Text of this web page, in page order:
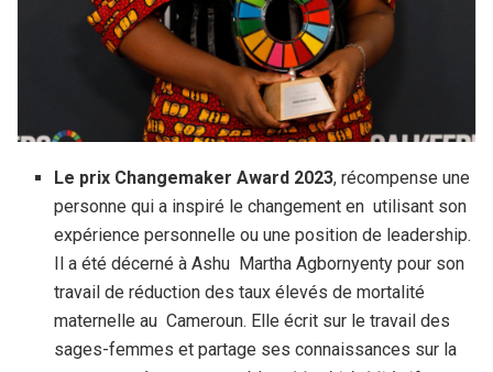
Le prix Changemaker Award 2023, récompense une
personne qui a inspiré le changement en utilisant son
expérience personnelle ou une position de leadership.
Il a été décerné à Ashu Martha Agbornyenty pour son
travail de réduction des taux élevés de mortalité
maternelle au Cameroun. Elle écrit sur le travail des
sages-femmes et partage ses connaissances sur la